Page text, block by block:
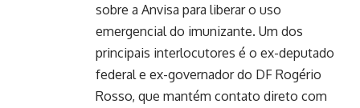
sobre a Anvisa para liberar o uso
emergencial do imunizante. Um dos
principais interlocutores é o ex-deputado
federal e ex-governador do DF Rogério
Rosso, que mantém contato direto com